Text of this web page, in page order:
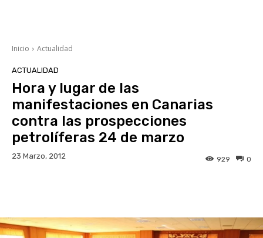
Inicio Actualidad
ACTUALIDAD
Hora y lugar de las
manifestaciones en Canarias
contra las prospecciones
petrolíferas 24 de marzo
23 Marzo, 2012 0
929